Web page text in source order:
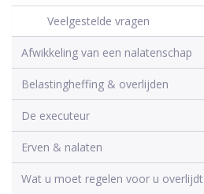
Veelgestelde vragen
Afwikkeling van een nalatenschap
Belastingheffing & overlijden
De executeur
Erven & nalaten
Wat u moet regelen voor u overlijdt